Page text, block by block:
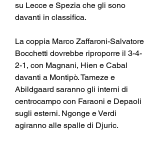
su Lecce e Spezia che gli sono
davanti in classifica.
La coppia Marco Zaffaroni-Salvatore
Bocchetti dovrebbe riproporre il 3-4-
2-1, con Magnani, Hien e Cabal
davanti a Montipò. Tameze e
Abildgaard saranno gli interni di
centrocampo con Faraoni e Depaoli
sugli esterni. Ngonge e Verdi
agiranno alle spalle di Djuric.